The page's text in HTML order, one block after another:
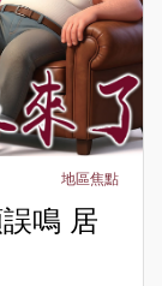
地區焦點
鳴 居